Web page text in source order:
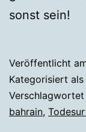
sonst sein!
Veröffentlicht
Kategorisiert als
bahrain,